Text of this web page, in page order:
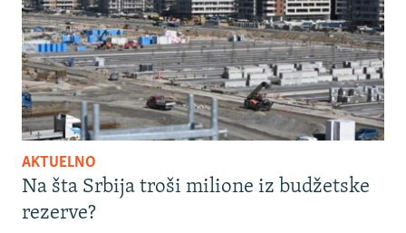
AKTUELNO
Na šta Srbija troši milione iz budžetske
rezerve?